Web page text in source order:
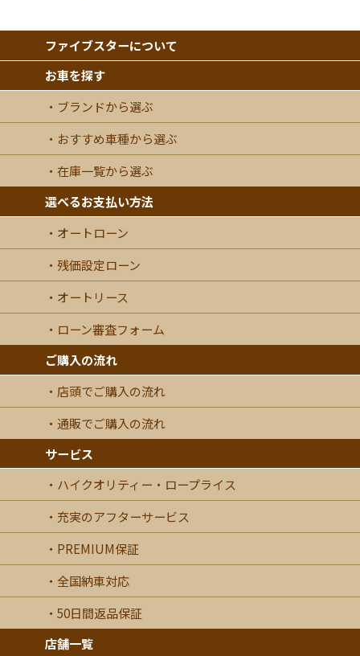
ファイブスターについて
お車を探す
ブランドから選ぶ
おすすめ車種から選ぶ
在庫一覧から選ぶ
選べるお支払い方法
オートローン
残価設定ローン
オートリース
ローン審査フォーム
ご購入の流れ
店頭でご購入の流れ
通販でご購入の流れ
サービス
ハイクオリティー・ロープライス
充実のアフターサービス
PREMIUM保証
全国納車対応
50日間返品保証
店舗一覧